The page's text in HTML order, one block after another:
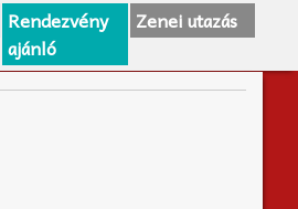
Rendezvény
ajánló
Zenei utazás